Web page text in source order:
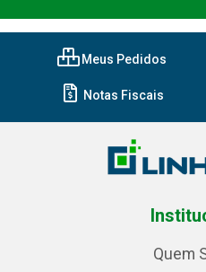
Meus Pedidos
Notas Fiscais
Quem